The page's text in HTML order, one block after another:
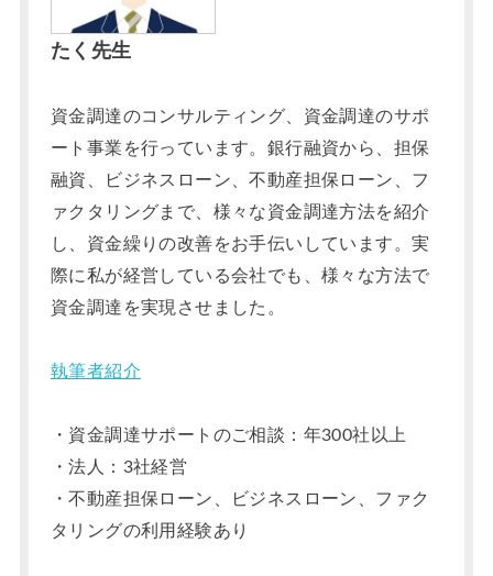
たく先生
資金調達のコンサルティング、資金調達のサポ
ート事業を行っています。銀行融資から、担保
融資、ビジネスローン、不動産担保ローン、フ
ァクタリングまで、様々な資金調達方法を紹介
し、資金繰りの改善をお手伝いしています。実
際に私が経営している会社でも、様々な方法で
資金調達を実現させました。
執筆者紹介
・資金調達サポートのご相談：年300社以上
・法人：3社経営
・不動産担保ローン、ビジネスローン、ファク
タリングの利用経験あり